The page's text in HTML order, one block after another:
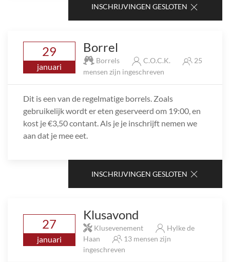
INSCHRIJVINGEN GESLOTEN
29
januari
Borrel
Borrels C.O.C.K.
25
mensen zijn ingeschreven
Dit is een van de regelmatige borrels. Zoals
gebruikelijk wordt er eten geserveerd om 19:00, en
kost je €3,50 contant. Als je je inschrijft nemen we
aan dat je mee eet.
INSCHRIJVINGEN GESLOTEN
27
januari
Klusavond
Klusevenement
Hylke de
Haan
13 mensen zijn
ingeschreven